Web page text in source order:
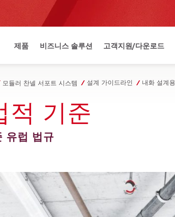
제품 비즈니스 솔루션 고객지원/다운로드
모듈러 찬넬 서포트 시스템 설계 가이드라인
적 기준
유럽 법규